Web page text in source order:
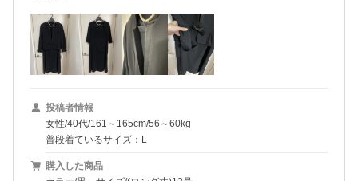
投稿者情報
女性/40代/161～165cm/56～60kg
普段着ているサイズ：L
購入した商品